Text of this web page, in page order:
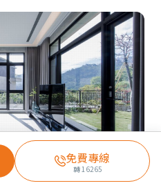
免費專線
轉16265